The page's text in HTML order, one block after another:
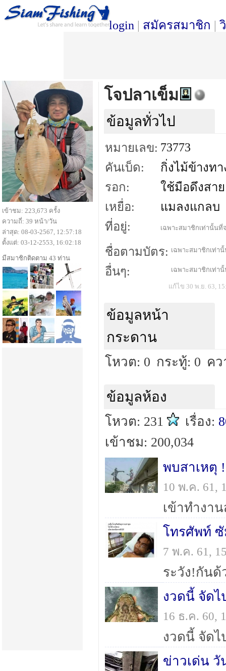
login | สมัครสมาชิก |
โจปลาเข็ม
ข้อมูลทั่วไป
หมายเลข: 73773
คันเบ็ด:
กิ่งไม้ข้างทา
รอก:
ใช้มือดึงสาย
เหยื่อ:
แมลงแกลบ
ที่อยู่:
เฉพาะสมาชิกเท่านั้นที่
ชื่อตามบัตร: เฉพาะสมาชิกเท่า
อื่นๆ: เฉพาะสมาชิกเท่า
แก้ไข 30 พ.ย. 63,
ข้อมูลหน้า
กระดาน
โหวต: 0 กระทู้: 0 ค
ข้อมูลห้อง
โหวต: 231 เรื่อง:
เข้าชม: 200,034
พบสาเหตุ
10 พ.ค. 61,
7 พ.ค. 61,
งวดนี้ จัด
16 ธ.ค. 60,
งวดนี้ จัดไ
ข่าวเด่น วั
เข้าชม: 223,673 ครั้ง
ความถี่: 39 หน้า/วัน
ล่าสุด: 08-03-2567, 12:57:18
ตั้งแต่: 03-12-2553, 16:02:18
มีสมาชิกติดตาม 43 ท่าน